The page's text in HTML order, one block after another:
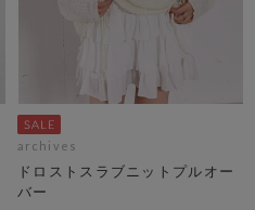
archives
ドロストスラブニットプルオー
バー